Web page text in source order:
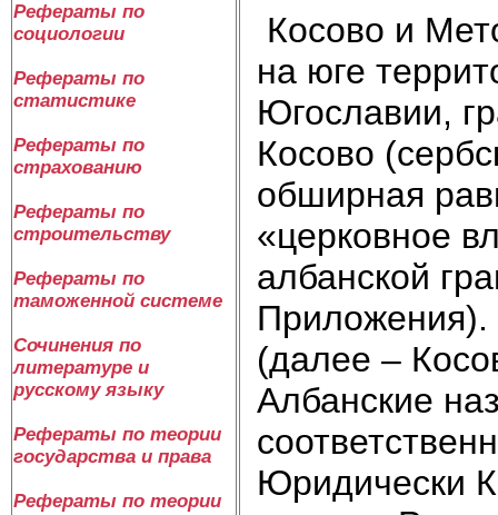
Рефераты по
социологии
Рефераты по
статистике
Рефераты по
страхованию
Рефераты по
строительству
Рефераты по
таможенной системе
Сочинения по
литературе и
русскому языку
Рефераты по теории
государства и права
Рефераты по теории
Косово и
на юге
Югославии,
Косово
обширная
«церковное
албанской
Приложения).
(далее –
Албанские
Юридически